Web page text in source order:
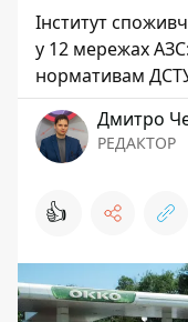
Інститут
у 12 мережах
нормативам
Дмитро
РЕДАКТОР
👍